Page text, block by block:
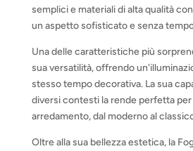
semplici e materiali di alta qualità
un aspetto sofisticato e senza
Una delle caratteristiche più
sua versatilità, offrendo
stesso tempo decorativa. La sua
diversi contesti la rende perfetta per
arredamento, dal moderno al
Oltre alla sua bellezza estetica, la